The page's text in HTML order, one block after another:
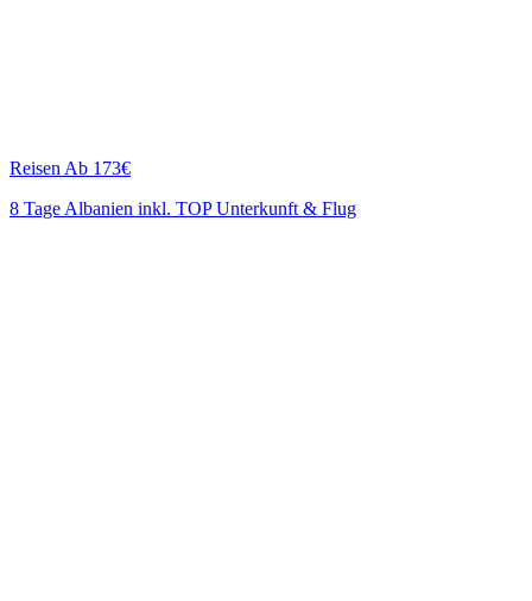
Reisen Ab 173€
8 Tage Albanien inkl. TOP Unterkunft & Flug